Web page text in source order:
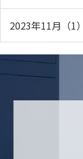
2023年11月（1）